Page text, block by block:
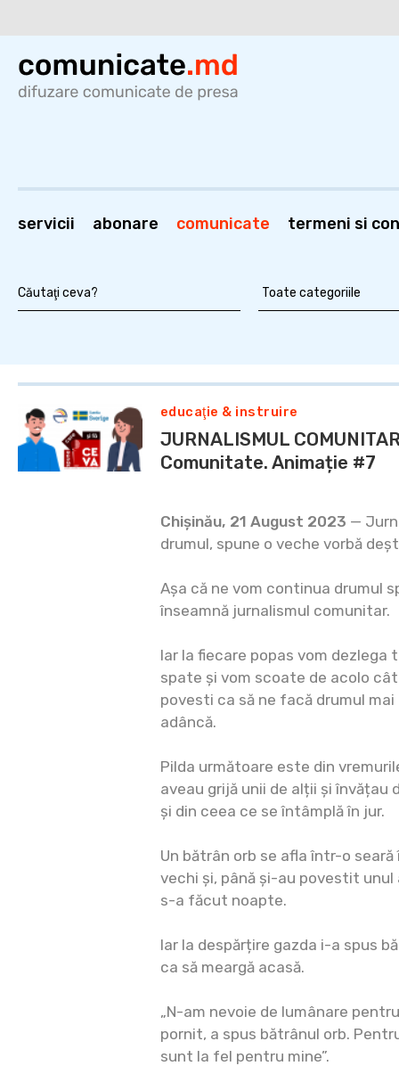
servicii abonare comunicate termeni si
educaţie & instruire
JURNALISMUL
Comunitate. Animație #7
Chișinău, 21 August 2023 —
drumul, spune o veche vorbă
Așa că ne vom continua drumul
înseamnă jurnalismul comunitar.
Iar la fiecare popas vom dezlega
spate și vom scoate de acolo
povesti ca să ne facă drumul
adâncă.
Pilda următoare este din
aveau grijă unii de alții și învățau
și din ceea ce se întâmplă în jur.
Un bătrân orb se afla într-o
vechi și, până și-au povestit
s-a făcut noapte.
Iar la despărțire gazda i-a spus
ca să meargă acasă.
„N-am nevoie de lumânare
pornit, a spus bătrânul orb.
sunt la fel pentru mine”.